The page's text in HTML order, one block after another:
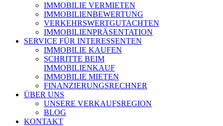
IMMOBILIE VERMIETEN
IMMOBILIEN­BEWERTUNG
VERKEHRSWERT­GUTACHTEN
IMMOBILIEN­PRÄSENTATION
SERVICE FÜR INTERESSENTEN
IMMOBILIE KAUFEN
SCHRITTE BEIM
IMMOBILIENKAUF
IMMOBILIE MIETEN
FINANZIERUNGSRECHNER
ÜBER UNS
UNSERE VERKAUFSREGION
BLOG
KONTAKT